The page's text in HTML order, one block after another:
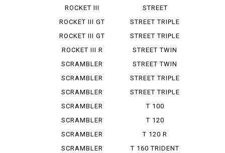
STORM GT
ROCKET III
ROADSTER
ROCKET III GT
ROCKET III GT
STORM
ROCKET III R
SCRAMBLER
SCRAMBLER
STEREO ...
SCRAMBLER
1200 X
SCRAMBLER
1200 XC
SCRAMBLER
1200 XE
SCRAMBLER
400 X
SCRAMBLER
STREET
SCRAMBLER
STREET TRIPLE
R LOW
STREET TRIPLE
RS
STREET TWIN
STREET TWIN
900
STREET TRIPLE
STREET TRIPLE
R
T 100
BONNEVILLE
T 120
BONNEVILLE
T 120 R
BONNEVILLE
T 160 TRIDENT